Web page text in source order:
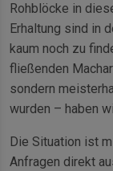
Rohblöcke in
Erhaltung sind in
kaum noch zu
fließenden
sondern
wurden – haben
Die Situation ist
Anfragen direkt